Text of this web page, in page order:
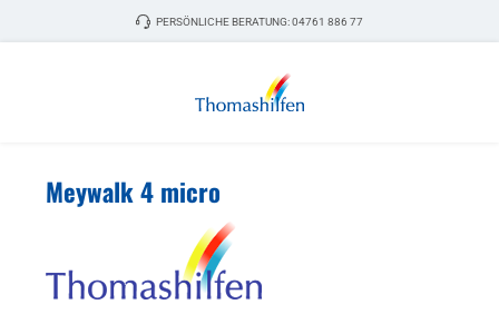
Zum Hauptinhalt springenPERSÖNLICHE BERATUNG:04761 886 77
Meywalk 4 micro